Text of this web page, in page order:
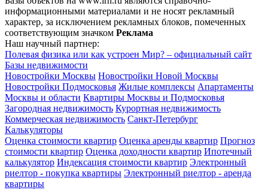
информационными материалами и не носят рекламный
характер, за исключением рекламных блоков, помеченных
соответствующим значком Реклама
Наш научный партнер:
Полевая физика или как устроен Мир? – официальный сайт
Базы недвижимости
Новостройки Москвы Новостройки Новой Москвы
Новостройки Подмосковья Жилые комплексы Апартаменты
Москвы и области Квартиры Москвы и Подмосковья
Загородная недвижимость Курортная недвижимость
Коммерческая недвижимость Санкт-Петербург
Калькуляторы
Оценка стоимости квартир Оценка аренды квартир Прогноз
стоимости квартир Оценка доходности квартир Ипотечный
калькулятор Индексация стоимости квартир Электронный
риелтор - покупка квартиры Электронный риелтор - аренда
квартиры